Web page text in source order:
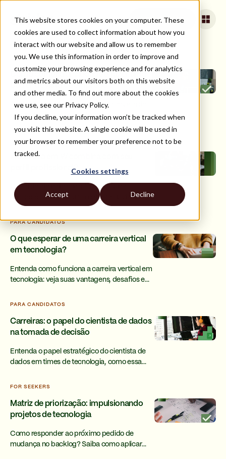
This website stores cookies on your computer. These
cookies are used to collect information about how you
interact with our website and allow us to remember
you. We use this information in order to improve and
customize your browsing experience and for analytics
and metrics about our visitors both on this website
and other media. To find out more about the cookies
we use, see our Privacy Policy.
If you decline, your information won’t be tracked when
you visit this website. A single cookie will be used in
your browser to remember your preference not to be
tracked.
Cookies settings
Accept Decline
Apply for jobs
PARA CANDIDATOS
Como conter a ansiedade e fazer uma
boa entrevista de emprego
Aprenda como fazer uma boa entrevista de
emprego: dicas para reduzir a ansiedade,
comunicar-se com confiança e impressionar
PARA CANDIDATOS
A carreira em W combina com seu
perfil profissional?
Gosta da ideia de combinar múltiplas
competências e ter uma carreira fluida entre
gestão, técnica e estratégia? Vale a pena
conhecer a carreira em W.
PARA CANDIDATOS
O que esperar de uma carreira vertical
em tecnologia?
Entenda como funciona a carreira vertical em
tecnologia: veja suas vantagens, desafios e
cargos de liderança.
PARA CANDIDATOS
Carreiras: o papel do cientista de dados
na tomada de decisão
Entenda o papel estratégico do cientista de
dados em times de tecnologia, como essa
integra com outros times.
FOR SEEKERS
Matriz de priorização: impulsionando
projetos de tecnologia
Como responder ao próximo pedido de
mudança no backlog? Saiba como aplicar